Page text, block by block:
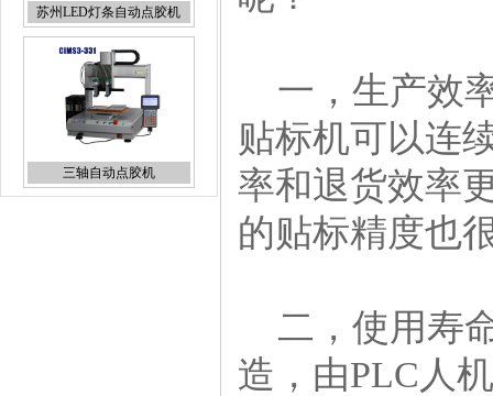
苏州LED灯条自动点胶机
三轴自动点胶机
一，生产效
贴标机可以连
率和退货效率
的贴标精度也
二，使用寿
造，由PLC人